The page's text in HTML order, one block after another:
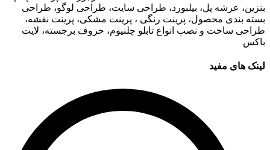
بنزین، عرشه پل، بیلبورد، طراحی سایت، طراحی لوگو، طراحی
بسته بندی محصول، پرینت رنگی ، پرینت مشکی، پرینت نقشه،
طراحی ساخت و نصب انواع تابلو چلنیوم، حروف برجسته، لایت
باکس
لینک های مفید